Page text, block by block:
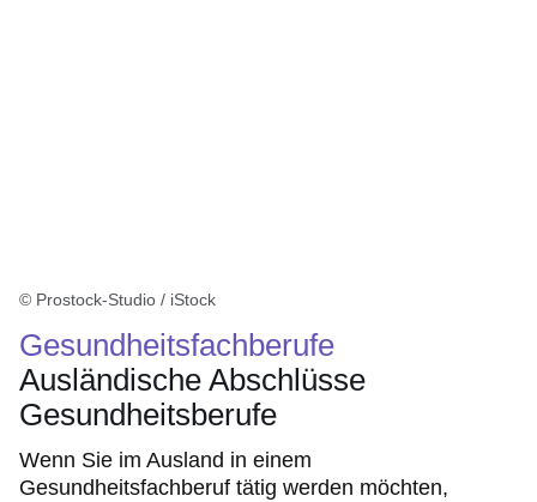
© Prostock-Studio / iStock
Gesundheitsfachberufe
Ausländische Abschlüsse
Gesundheitsberufe
Wenn Sie im Ausland in einem
Gesundheitsfachberuf tätig werden möchten,